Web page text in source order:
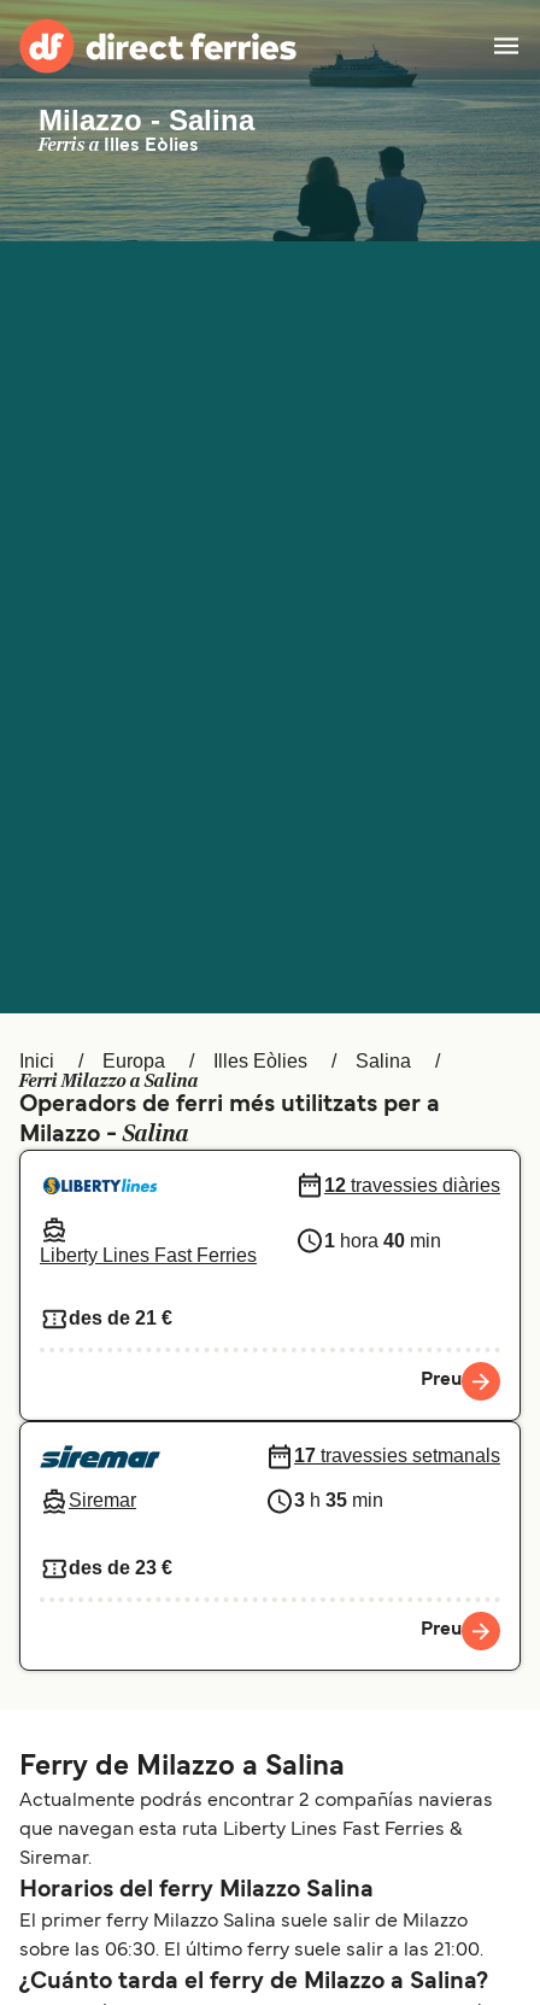
Països
Bitllets de Ferry
Ελλάδα Belgique (FR)
Polska Deutschland
Schweiz (DE) Norge
Milazzo - Salina
Ferris aIlles Eòlies
Inici Europa Illes Eòlies Salina
Ferri Milazzo a Salina
Operadors de ferri més utilitzats per a
Milazzo -Salina
Liberty Lines Fast Ferries
12 travessies diàries
1 hora 40 min
des de 21 €
Preu
Siremar
17 travessies setmanals
3 h 35 min
des de 23 €
Preu
Ferry de Milazzo a Salina
Actualmente podrás encontrar 2 compañías navieras
que navegan esta ruta Liberty Lines Fast Ferries &
Siremar.
Horarios del ferry Milazzo Salina
El primer ferry Milazzo Salina suele salir de Milazzo
sobre las 06:30. El último ferry suele salir a las 21:00.
¿Cuánto tarda el ferry de Milazzo a Salina?